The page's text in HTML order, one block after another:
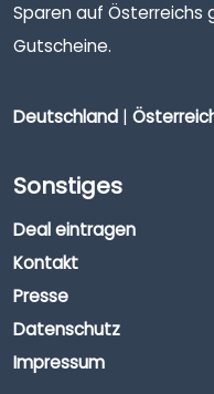
Sparen auf Österreichs
Gutscheine.
Deutschland |
Sonstiges
Deal eintragen
Kontakt
Presse
Datenschutz
Impressum